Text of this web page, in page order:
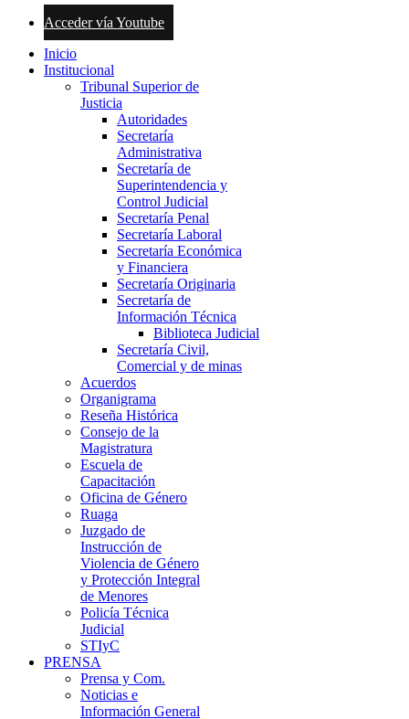
Acceder vía Youtube
Inicio
Institucional
Tribunal Superior de
Justicia
Autoridades
Secretaría
Administrativa
Secretaría de
Superintendencia y
Control Judicial
Secretaría Penal
Secretaría Laboral
Secretaría Económica
y Financiera
Secretaría Originaria
Secretaría de
Información Técnica
Biblioteca Judicial
Secretaría Civil,
Comercial y de minas
Acuerdos
Organigrama
Reseña Histórica
Consejo de la
Magistratura
Escuela de
Capacitación
Oficina de Género
Ruaga
Juzgado de
Instrucción de
Violencia de Género
y Protección Integral
de Menores
Policía Técnica
Judicial
STIyC
PRENSA
Prensa y Com.
Noticias e
Información General